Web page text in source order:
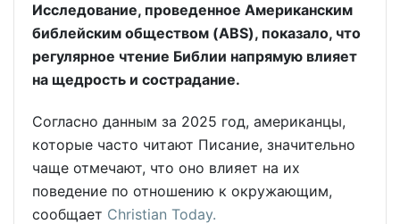
Исследование, проведенное Американским
библейским обществом (ABS), показало, что
регулярное чтение Библии напрямую влияет
на щедрость и сострадание.
Согласно данным за 2025 год, американцы,
которые часто читают Писание, значительно
чаще отмечают, что оно влияет на их
поведение по отношению к окружающим,
сообщает Christian Today.